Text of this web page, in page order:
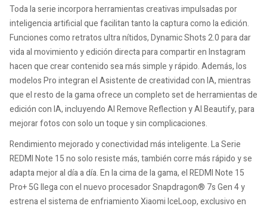
Toda la serie incorpora herramientas creativas impulsadas por
inteligencia artificial que facilitan tanto la captura como la edición.
Funciones como retratos ultra nítidos, Dynamic Shots 2.0 para dar
vida al movimiento y edición directa para compartir en Instagram
hacen que crear contenido sea más simple y rápido. Además, los
modelos Pro integran el Asistente de creatividad con IA, mientras
que el resto de la gama ofrece un completo set de herramientas de
edición con IA, incluyendo AI Remove Reflection y AI Beautify, para
mejorar fotos con solo un toque y sin complicaciones.
Rendimiento mejorado y conectividad más inteligente. La Serie
REDMI Note 15 no solo resiste más, también corre más rápido y se
adapta mejor al día a día. En la cima de la gama, el REDMI Note 15
Pro+ 5G llega con el nuevo procesador Snapdragon® 7s Gen 4 y
estrena el sistema de enfriamiento Xiaomi IceLoop, exclusivo en